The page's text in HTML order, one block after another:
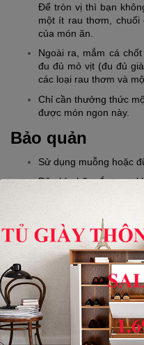
Để tròn vị thì bạn
một ít rau thơm,
của món ăn.
Ngoài ra, mắm cá
đu đủ mỏ vịt (đu đủ
các loại rau thơm và
Chỉ cần thưởng thức
được món ngon này.
Bảo quản
Sử dụng muỗng hoặc
Đậy kín hũ mắm sau
mát, tránh ánh nắng
Bạn chưa có dịp đến An
mắm cá chốt mang đận
chần chừ gì mà không đến
Việt Nam - Mẹo vặt X Home
chốt ngon nhất. Bạn cũng
này đến gia đình và bạn bè
vặt X Home bạn không chỉ
cá chốt đâu mà còn nhiều
đấy.
Mẹo vặt X Home xin chân